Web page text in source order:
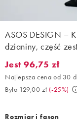
ASOS DESIGN –
dzianiny, część
Jest 96,75 zł.
Jest 96,75 zł
Najlepsza cena od 30
Było 129,00 zł (-25%)
Rozmiar i fason